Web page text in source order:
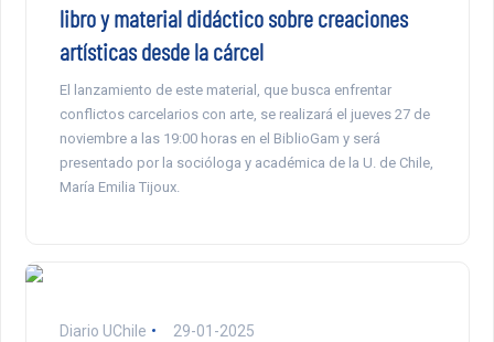
libro y material didáctico sobre creaciones
artísticas desde la cárcel
El lanzamiento de este material, que busca enfrentar
conflictos carcelarios con arte, se realizará el jueves 27 de
noviembre a las 19:00 horas en el BiblioGam y será
presentado por la socióloga y académica de la U. de Chile,
María Emilia Tijoux.
Diario UChile 29-01-2025